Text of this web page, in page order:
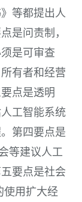
等都提出人
是问责制，
是可审查
有者和经营
点是透明
工智能系统
第四要点是
等建议人工
要点是社会
使用扩大经